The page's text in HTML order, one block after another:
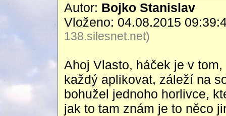
Autor: Bojko Stanislav
Vloženo: 04.08.2015
138.silesnet.net)
Ahoj Vlasto, háček je v
každý aplikovat, záleží na
bohužel jednoho horlivce,
jak to tam znám je to něco